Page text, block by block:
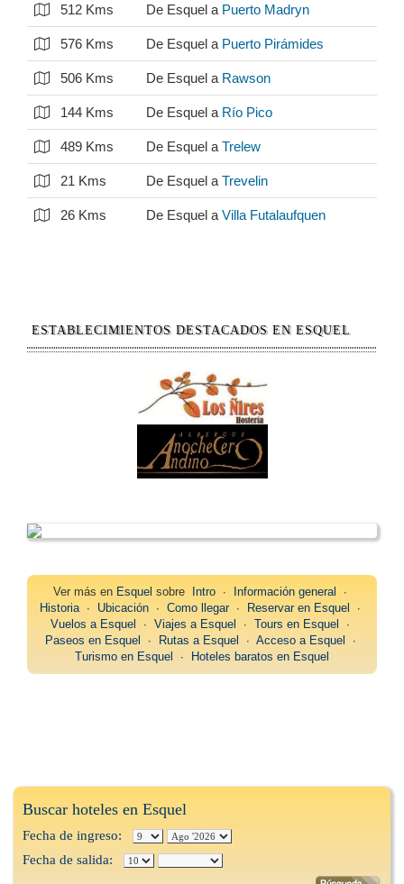
512 Kms De Esquel a Puerto Madryn
576 Kms De Esquel a Puerto Pirámides
506 Kms De Esquel a Rawson
144 Kms De Esquel a Río Pico
489 Kms De Esquel a Trelew
21 Kms De Esquel a Trevelin
26 Kms De Esquel a Villa Futalaufquen
ESTABLECIMIENTOS DESTACADOS EN ESQUEL
Ver más en Esquel sobre Intro ∙ Información general ∙
Historia ∙ Ubicación ∙ Como llegar∙ Reservar en Esquel ∙
Vuelos a Esquel ∙ Viajes a Esquel ∙ Tours en Esquel ∙
Paseos en Esquel ∙ Rutas a Esquel ∙ Acceso a Esquel ∙
Turismo en Esquel ∙ Hoteles baratos en Esquel
Buscar hoteles en Esquel
Fecha de ingreso:
Fecha de salida: